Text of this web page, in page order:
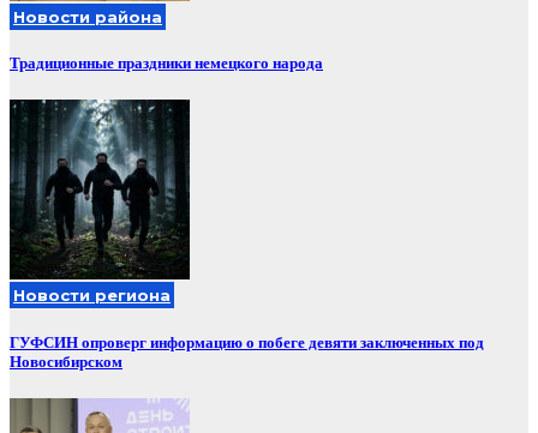
Новости района
Традиционные праздники немецкого народа
Новости региона
ГУФСИН опроверг информацию о побеге девяти заключенных под
Новосибирском